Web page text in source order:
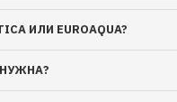
ИЛИ EUROAQUA?